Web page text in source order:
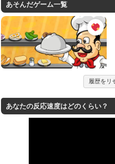
あそんだゲーム一覧
履歴をリ
あなたの反応速度はどのくらい？